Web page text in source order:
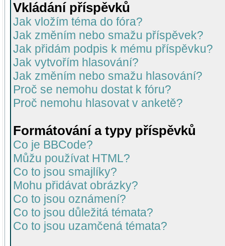
Vkládání příspěvků
Jak vložím téma do fóra?
Jak změním nebo smažu příspěvek?
Jak přidám podpis k mému příspěvku?
Jak vytvořím hlasování?
Jak změním nebo smažu hlasování?
Proč se nemohu dostat k fóru?
Proč nemohu hlasovat v anketě?
Formátování a typy příspěvků
Co je BBCode?
Můžu používat HTML?
Co to jsou smajlíky?
Mohu přidávat obrázky?
Co to jsou oznámení?
Co to jsou důležitá témata?
Co to jsou uzamčená témata?